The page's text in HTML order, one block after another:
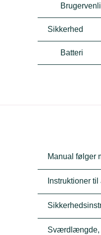
Sikkerhed
Batteri
Manual følger
Instruktioner
Sværdlængde,